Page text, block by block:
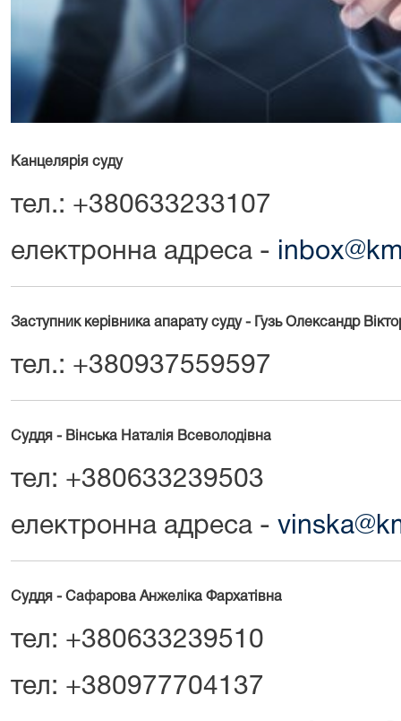
Канцелярія суду
тел.: +380633233107
електронна адреса -
Заступник керівника апарату суду - Гузь Олександр
тел.: +380937559597
Суддя - Вінська Наталія Всеволодівна
тел: +380633239503
електронна адреса -
Суддя - Сафарова Анжеліка Фархатівна
тел: +380633239510
тел: +380977704137